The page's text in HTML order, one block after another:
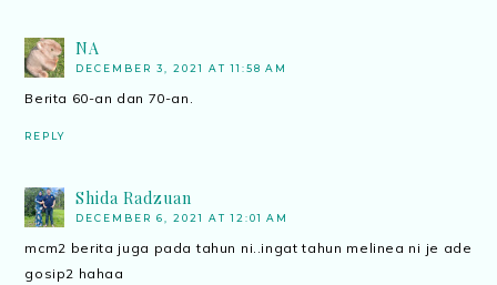
NA
DECEMBER 3, 2021 AT 11:58 AM
Berita 60-an dan 70-an.
REPLY
Shida Radzuan
DECEMBER 6, 2021 AT 12:01 AM
mcm2 berita juga pada tahun ni..ingat tahun melinea ni je ade
gosip2 hahaa